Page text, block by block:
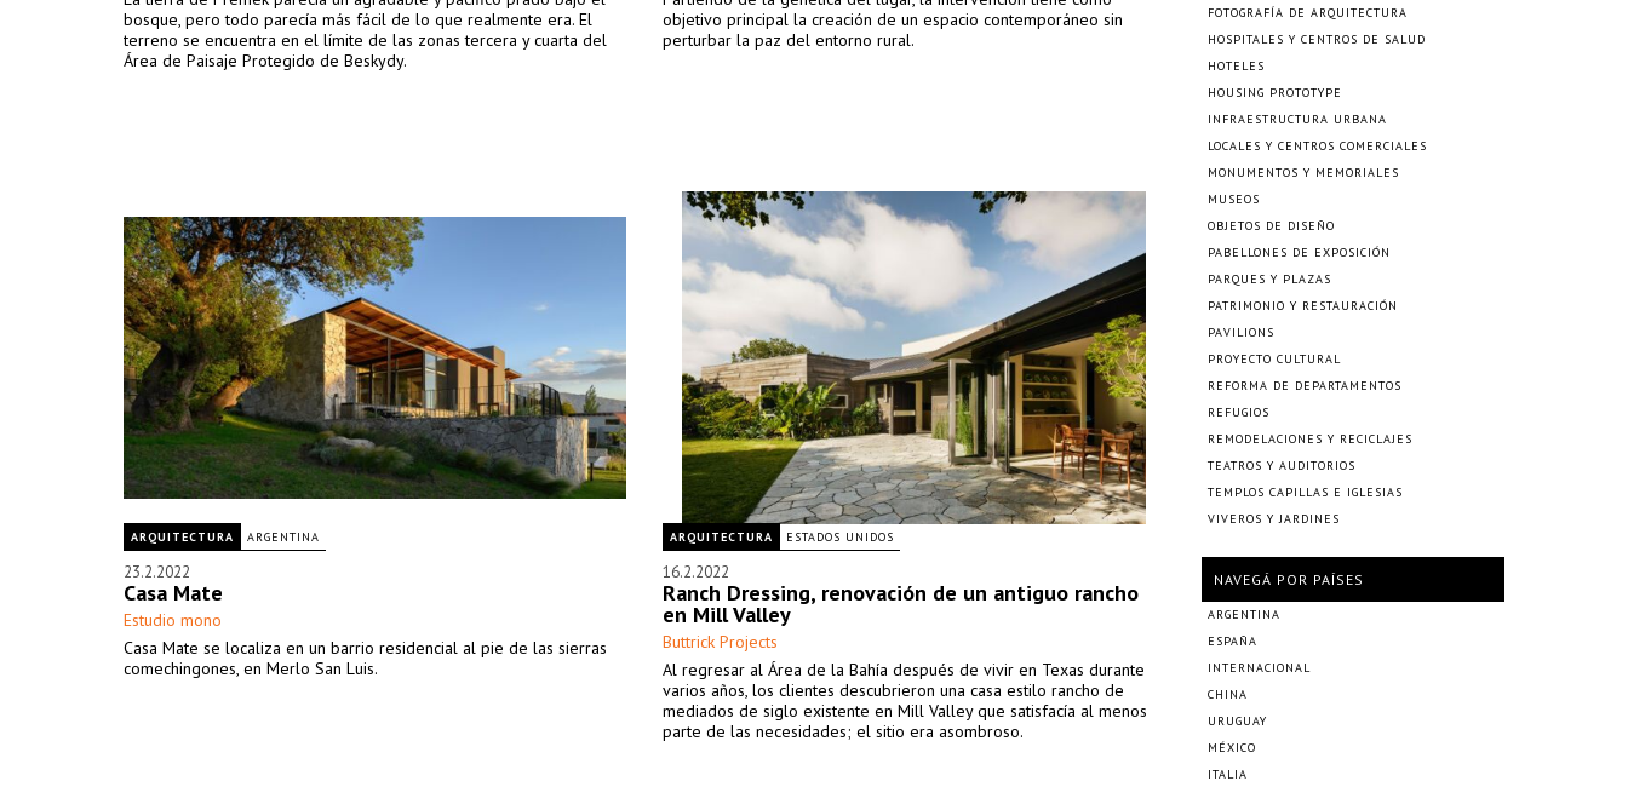
bosque, pero todo parecía más fácil de lo que realmente era. El
terreno se encuentra en el límite de las zonas tercera y cuarta del
Área de Paisaje Protegido de Beskydy.
objetivo principal la creación de un espacio contemporáneo sin
perturbar la paz del entorno rural.
ARQUITECTURA ARGENTINA
23.2.2022
Casa Mate
Estudio mono
Casa Mate se localiza en un barrio residencial al pie de las sierras
comechingones, en Merlo San Luis.
ARQUITECTURA ESTADOS UNIDOS
16.2.2022
Ranch Dressing, renovación de un antiguo rancho
en Mill Valley
Buttrick Projects
Al regresar al Área de la Bahía después de vivir en Texas durante
varios años, los clientes descubrieron una casa estilo rancho de
mediados de siglo existente en Mill Valley que satisfacía al menos
parte de las necesidades; el sitio era asombroso.
FOTOGRAFÍA DE ARQUITECTURA
HOSPITALES Y CENTROS DE SALUD
HOTELES
HOUSING PROTOTYPE
INFRAESTRUCTURA URBANA
LOCALES Y CENTROS COMERCIALES
MONUMENTOS Y MEMORIALES
MUSEOS
OBJETOS DE DISEÑO
PABELLONES DE EXPOSICIÓN
PARQUES Y PLAZAS
PATRIMONIO Y RESTAURACIÓN
PAVILIONS
PROYECTO CULTURAL
REFORMA DE DEPARTAMENTOS
REFUGIOS
REMODELACIONES Y RECICLAJES
TEATROS Y AUDITORIOS
TEMPLOS CAPILLAS E IGLESIAS
VIVEROS Y JARDINES
NAVEGÁ POR PAÍSES
ARGENTINA
ESPAÑA
INTERNACIONAL
CHINA
URUGUAY
MÉXICO
ITALIA